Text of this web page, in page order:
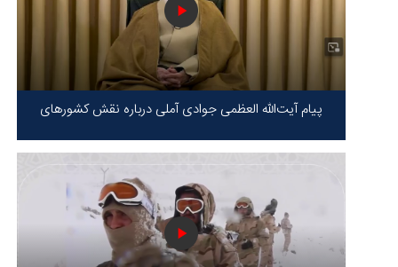
پیام آیت‌الله العظمی جوادی آملی درباره نقش کشورهای
برابر ظلم!